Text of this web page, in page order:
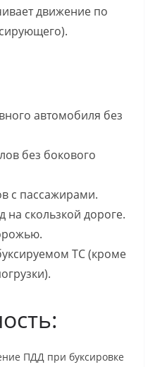
движение по
автомобиля без
без бокового
с пассажирами.
на скользкой дороге.
ТС (кроме
ПДД при буксировке